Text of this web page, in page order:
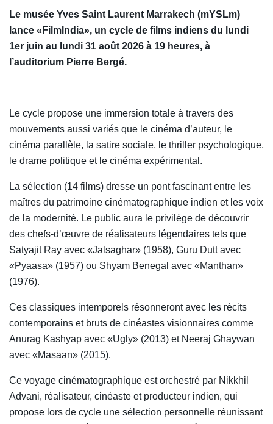
Le musée Yves Saint Laurent Marrakech (mYSLm)
lance «FilmIndia», un cycle de films indiens du lundi
1er juin au lundi 31 août 2026 à 19 heures, à
l’auditorium Pierre Bergé.
Le cycle propose une immersion totale à travers des
mouvements aussi variés que le cinéma d’auteur, le
cinéma parallèle, la satire sociale, le thriller psychologique,
le drame politique et le cinéma expérimental.
La sélection (14 films) dresse un pont fascinant entre les
maîtres du patrimoine cinématographique indien et les voix
de la modernité. Le public aura le privilège de découvrir
des chefs-d’œuvre de réalisateurs légendaires tels que
Satyajit Ray avec «Jalsaghar» (1958), Guru Dutt avec
«Pyaasa» (1957) ou Shyam Benegal avec «Manthan»
(1976).
Ces classiques intemporels résonneront avec les récits
contemporains et bruts de cinéastes visionnaires comme
Anurag Kashyap avec «Ugly» (2013) et Neeraj Ghaywan
avec «Masaan» (2015).
Ce voyage cinématographique est orchestré par Nikkhil
Advani, réalisateur, cinéaste et producteur indien, qui
propose lors de cycle une sélection personnelle réunissant